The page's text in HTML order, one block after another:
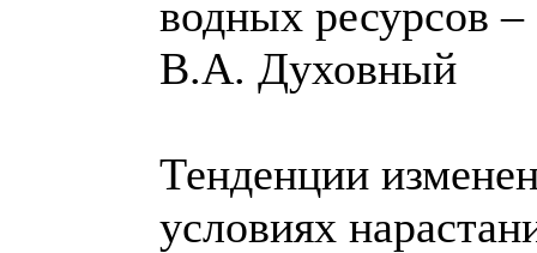
водных ресурсов
В.А. Духовный
Тенденции
условиях